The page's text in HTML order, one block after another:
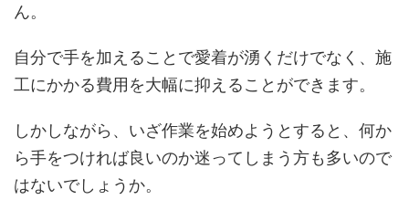
ん。
自分で手を加えることで愛着が湧くだけでなく、施
工にかかる費用を大幅に抑えることができます。
しかしながら、いざ作業を始めようとすると、何か
ら手をつければ良いのか迷ってしまう方も多いので
はないでしょうか。